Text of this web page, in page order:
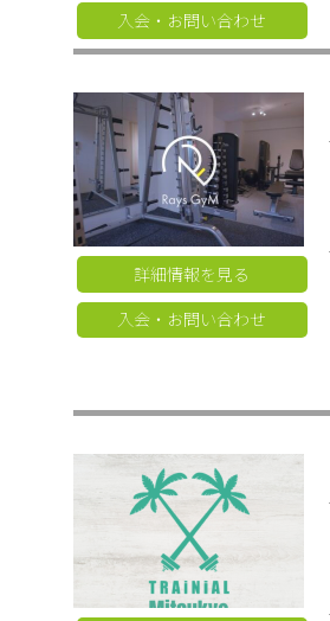
入会・お問い合わせ
詳細情報を見る
入会・お問い合わせ